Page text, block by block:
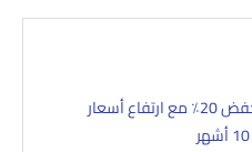
الطلب على الرهن العقاري ينخفض 20٪ مع ارتفاع أسعار